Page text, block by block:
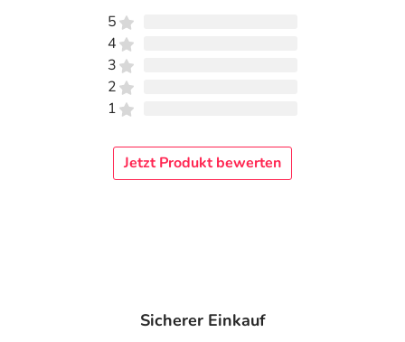
5
4
3
2
1
Jetzt Produkt bewerten
Sicherer Einkauf